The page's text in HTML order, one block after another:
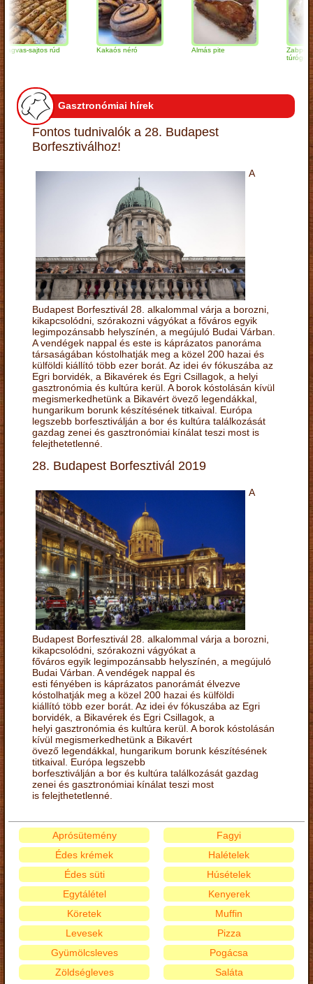
sajtos rúd Kakaós néró Almás pite
Zabpelyhes
túrógombóc
Gasztronómiai hírek
Fontos tudnivalók a 28. Budapest
Borfesztiválhoz!
A
Budapest Borfesztivál 28. alkalommal várja a borozni,
kikapcsolódni, szórakozni vágyókat a főváros egyik
legimpozánsabb helyszínén, a megújuló Budai Várban.
A vendégek nappal és este is káprázatos panoráma
társaságában kóstolhatják meg a közel 200 hazai és
külföldi kiállító több ezer borát. Az idei év fókuszába az
Egri borvidék, a Bikavérek és Egri Csillagok, a helyi
gasztronómia és kultúra kerül. A borok kóstolásán kívül
megismerkedhetünk a Bikavért övező legendákkal,
hungarikum borunk készítésének titkaival. Európa
legszebb borfesztiválján a bor és kultúra találkozását
gazdag zenei és gasztronómiai kínálat teszi most is
felejthetetlenné.
28. Budapest Borfesztivál 2019
A
Budapest Borfesztivál 28. alkalommal várja a borozni,
kikapcsolódni, szórakozni vágyókat a
főváros egyik legimpozánsabb helyszínén, a megújuló
Budai Várban. A vendégek nappal és
esti fényében is káprázatos panorámát élvezve
kóstolhatják meg a közel 200 hazai és külföldi
kiállító több ezer borát. Az idei év fókuszába az Egri
borvidék, a Bikavérek és Egri Csillagok, a
helyi gasztronómia és kultúra kerül. A borok kóstolásán
kívül megismerkedhetünk a Bikavért
övező legendákkal, hungarikum borunk készítésének
titkaival. Európa legszebb
borfesztiválján a bor és kultúra találkozását gazdag
zenei és gasztronómiai kínálat teszi most
is felejthetetlenné.
Aprósütemény
Édes krémek
Édes süti
Egytálétel
Fagyi
Halételek
Húsételek
Kenyerek
Köretek
Levesek
Gyümölcsleves
Zöldségleves
Muffin
Pizza
Pogácsa
Saláta